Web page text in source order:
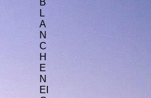
B
L
A
N
C
H
E
N
EI